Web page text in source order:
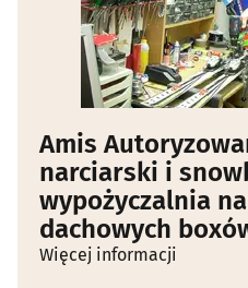
Amis
narciarski i
wypożyczalnia
dachowych
Więcej informacji